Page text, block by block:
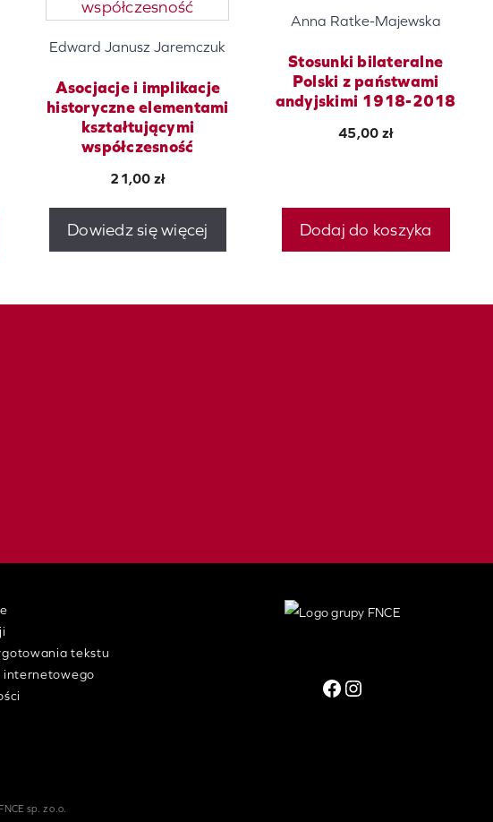
Edward Janusz Jaremczuk
Asocjacje i implikacje
historyczne elementami
kształtującymi
współczesność
21,00 zł
Dowiedz się więcej
Anna Ratke-Majewska
Stosunki bilateralne
Polski z państwami
andyjskimi 1918-2018
45,00 zł
Dodaj do koszyka
tekstu
internetowego
Facebook
Instagram
sp. z o.o.